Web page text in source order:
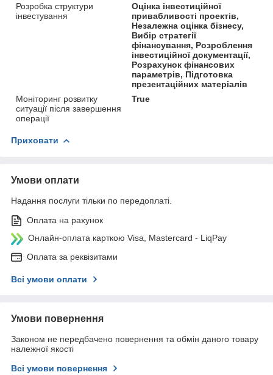
Розробка структури
інвестування
Оцінка інвестиційної
привабливості проектів,
Незалежна оцінка бізнесу,
Вибір стратегії
фінансування, Розроблення
інвестиційної документації,
Розрахунок фінансових
параметрів, Підготовка
презентаційних матеріалів
Моніторинг розвитку
ситуації після завершення
операції
True
Приховати
Умови оплати
Надання послуги тільки по передоплаті.
Оплата на рахунок
Онлайн-оплата карткою Visa, Mastercard - LiqPay
Оплата за реквізитами
Всі умови оплати
Умови повернення
Законом не передбачено повернення та обмін даного товару
належної якості
Всі умови повернення